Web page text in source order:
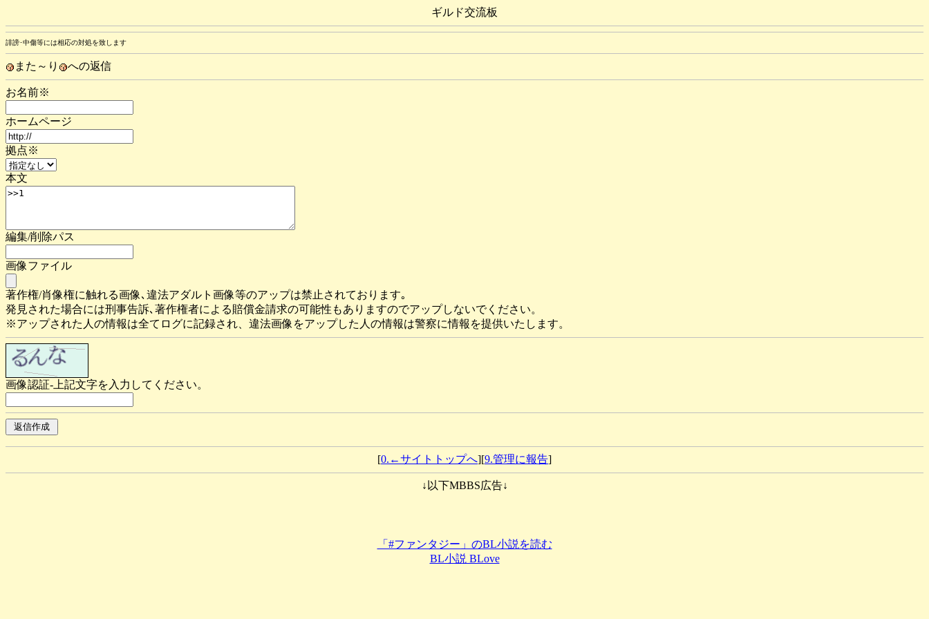
ギルド交流板
誹謗･中傷等には相応の対処を致します
また～り への返信
お名前※
ホームページ
拠点※
本文
編集/削除パス
画像ファイル
著作権/肖像権に触れる画像､違法アダルト画像等のアップは禁止されております｡
発見された場合には刑事告訴､著作権者による賠償金請求の可能性もありますのでアップしないでください。
※アップされた人の情報は全てログに記録され、違法画像をアップした人の情報は警察に情報を提供いたします。
画像認証-上記文字を入力してください。
[0.←サイトトップへ][9.管理に報告]
↓以下MBBS広告↓
「#ファンタジー」のBL小説を読む
BL小説 BLove